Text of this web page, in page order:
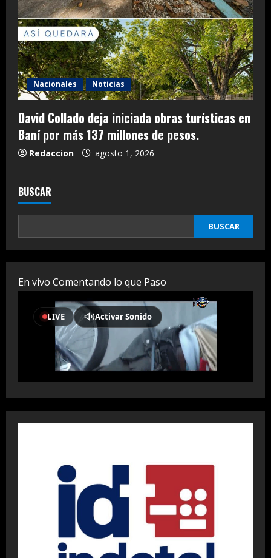
Nacionales Noticias
David Collado deja iniciada obras turísticas en
Baní por más 137 millones de pesos.
Redaccion agosto 1, 2026
BUSCAR
BUSCAR
En vivo Comentando lo que Paso